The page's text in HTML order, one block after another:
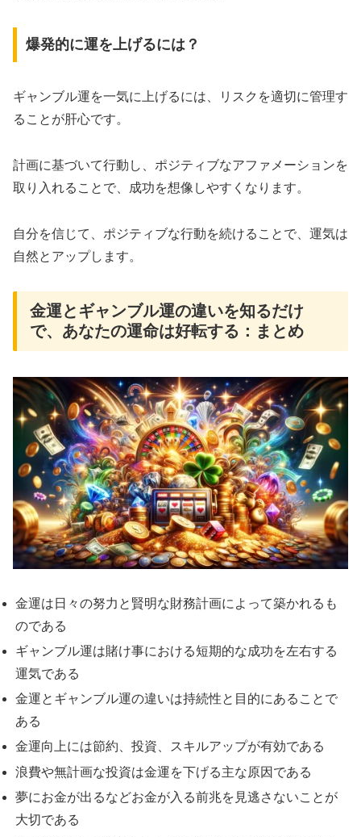
爆発的に運を上げるには？
ギャンブル運を一気に上げるには、リスクを適切に管理す
ることが肝心です。
計画に基づいて行動し、ポジティブなアファメーションを
取り入れることで、成功を想像しやすくなります。
自分を信じて、ポジティブな行動を続けることで、運気は
自然とアップします。
金運とギャンブル運の違いを知るだけ
で、あなたの運命は好転する：まとめ
金運は日々の努力と賢明な財務計画によって築かれるも
のである
ギャンブル運は賭け事における短期的な成功を左右する
運気である
金運とギャンブル運の違いは持続性と目的にあることで
ある
金運向上には節約、投資、スキルアップが有効である
浪費や無計画な投資は金運を下げる主な原因である
夢にお金が出るなどお金が入る前兆を見逃さないことが
大切である